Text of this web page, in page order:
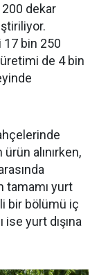
dekar
bin 250
de 4 bin
alınırken,
tamamı yurt
bir bölümü iç
yurt dışına